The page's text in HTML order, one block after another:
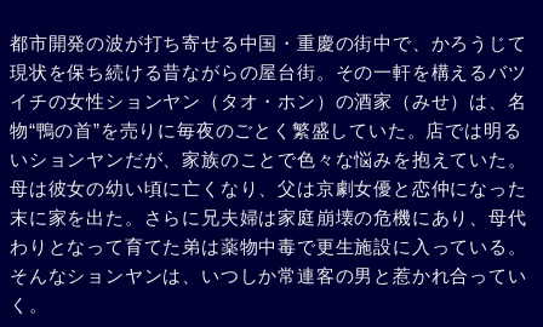
都市開発の波が打ち寄せる中国・重慶の街中で、かろうじて
現状を保ち続ける昔ながらの屋台街。その一軒を構えるバツ
イチの女性ションヤン（タオ・ホン）の酒家（みせ）は、名
物“鴨の首”を売りに毎夜のごとく繁盛していた。店では明る
いションヤンだが、家族のことで色々な悩みを抱えていた。
母は彼女の幼い頃に亡くなり、父は京劇女優と恋仲になった
末に家を出た。さらに兄夫婦は家庭崩壊の危機にあり、母代
わりとなって育てた弟は薬物中毒で更生施設に入っている。
そんなションヤンは、いつしか常連客の男と惹かれ合ってい
く。